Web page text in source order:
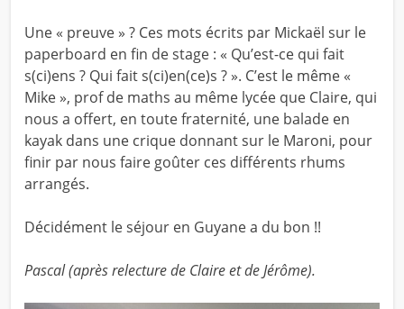
Une « preuve » ? Ces mots écrits par Mickaël sur le
paperboard en fin de stage : « Qu’est-ce qui fait
s(ci)ens ? Qui fait s(ci)en(ce)s ? ». C’est le même «
Mike », prof de maths au même lycée que Claire, qui
nous a offert, en toute fraternité, une balade en
kayak dans une crique donnant sur le Maroni, pour
finir par nous faire goûter ces différents rhums
arrangés.
Décidément le séjour en Guyane a du bon !!
Pascal (après relecture de Claire et de Jérôme).